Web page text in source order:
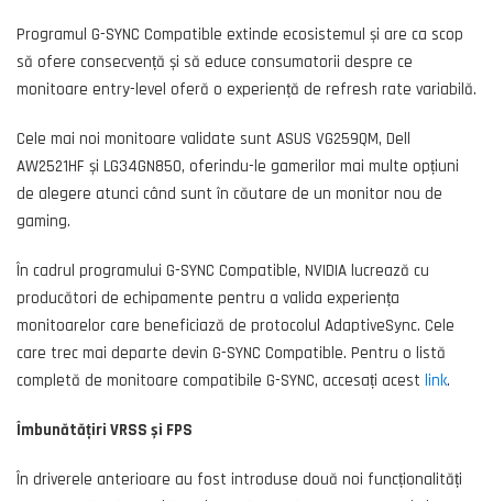
Programul G-SYNC Compatible extinde ecosistemul și are ca scop
să ofere consecvență și să educe consumatorii despre ce
monitoare entry-level oferă o experiență de refresh rate variabilă.
Cele mai noi monitoare validate sunt ASUS VG259QM, Dell
AW2521HF și LG34GN850, oferindu-le gamerilor mai multe opțiuni
de alegere atunci când sunt în căutare de un monitor nou de
gaming.
În cadrul programului G-SYNC Compatible, NVIDIA lucrează cu
producători de echipamente pentru a valida experiența
monitoarelor care beneficiază de protocolul AdaptiveSync. Cele
care trec mai departe devin G-SYNC Compatible. Pentru o listă
completă de monitoare compatibile G-SYNC, accesați acest link.
Îmbunătățiri VRSS și FPS
În driverele anterioare au fost introduse două noi funcționalități